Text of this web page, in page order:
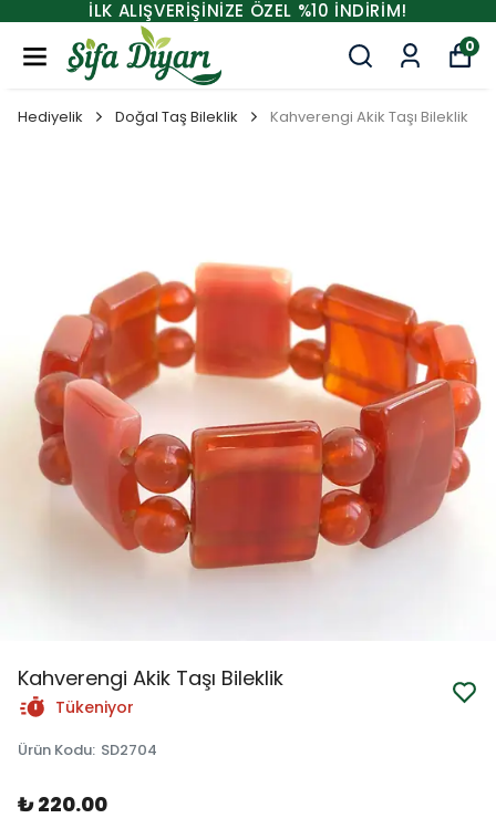
İLK ALIŞVERİŞİNİZE ÖZEL %10 İNDİRİM!
0
Hediyelik Doğal Taş Bileklik Kahverengi Akik Taşı Bileklik
Kahverengi Akik Taşı Bileklik
Tükeniyor
Ürün Kodu: SD2704
₺ 220.00